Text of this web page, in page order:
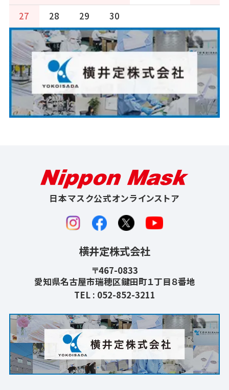
27
28 29 30
日本マスク公式オンラインストア
横井定株式会社
〒467-0833
愛知県名古屋市瑞穂区鍵田町１丁目８番地
TEL : 052-852-3211